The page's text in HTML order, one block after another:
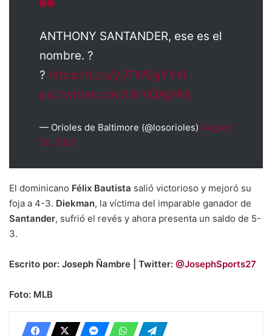
ANTHONY SANTANDER, ese es el
nombre. ?
? https://t.co/y0TW9gYVXi
pic.twitter.com/ldnVQXgRHj
— Orioles de Baltimore (@losorioles) August
26, 2022
El dominicano Félix Bautista salió victorioso y mejoró su
foja a 4-3. Diekman, la víctima del imparable ganador de
Santander, sufrió el revés y ahora presenta un saldo de 5-
3.
Escrito por: Joseph Ñambre | Twitter: @JosephSports27
Foto: MLB